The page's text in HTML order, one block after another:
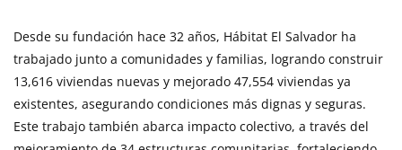
Desde su fundación hace 32 años, Hábitat El Salvador ha
trabajado junto a comunidades y familias, logrando construir
13,616 viviendas nuevas y mejorado 47,554 viviendas ya
existentes, asegurando condiciones más dignas y seguras.
Este trabajo también abarca impacto colectivo, a través del